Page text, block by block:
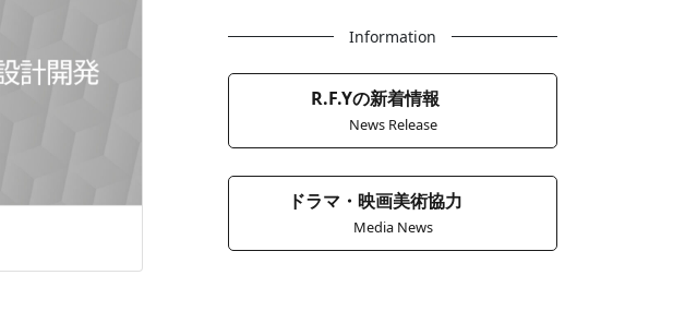
Information
R.F.Yの新着情報
News Release
ドラマ・映画美術協力
Media News